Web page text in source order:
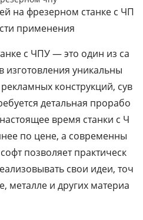
на фрезерном станке с ЧП
применения
с ЧПУ— это один из са
изготовления уникальны
рекламных конструкций, сув
детальная прорабо
настоящее время станки с Ч
по цене, а современны
софтпозволяетпрактическ
свои идеи, точ
металле и других материа